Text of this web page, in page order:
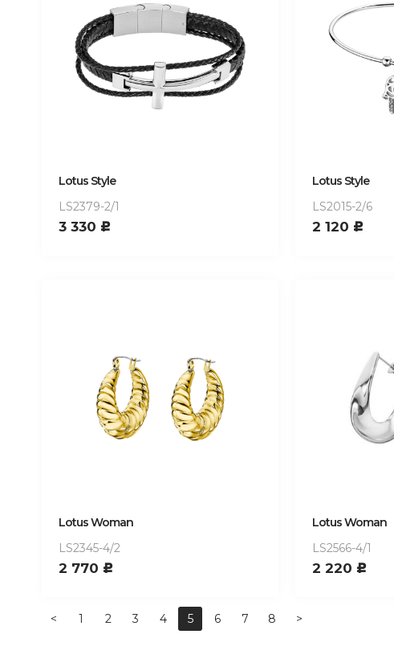
Lotus Style
LS2379-2/1
3 330 c
Lotus Style
LS2015-2/6
2 120 c
Lotus Woman
LS2345-4/2
2 770 c
Lotus Woman
LS2566-4/1
2 220 c
< 1 2 3 4 5 6 7 8 >